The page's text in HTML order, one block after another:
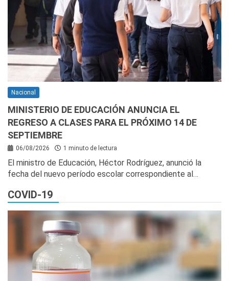
Nacional
MINISTERIO DE EDUCACIÓN ANUNCIA EL
REGRESO A CLASES PARA EL PRÓXIMO 14 DE
SEPTIEMBRE
06/08/2026 1 minuto de lectura
El ministro de Educación, Héctor Rodríguez, anunció la
fecha del nuevo período escolar correspondiente al…
COVID-19